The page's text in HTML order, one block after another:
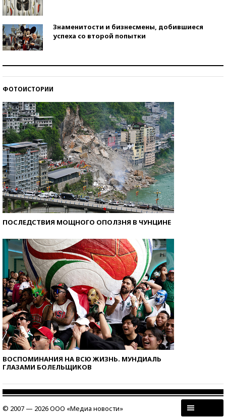
Знаменитости и бизнесмены, добившиеся
успеха со второй попытки
ФОТОИСТОРИИ
ПОСЛЕДСТВИЯ МОЩНОГО ОПОЛЗНЯ В ЧУНЦИНЕ
ВОСПОМИНАНИЯ НА ВСЮ ЖИЗНЬ. МУНДИАЛЬ
ГЛАЗАМИ БОЛЕЛЬЩИКОВ
© 2007 — 2026 ООО «Медиа новости»